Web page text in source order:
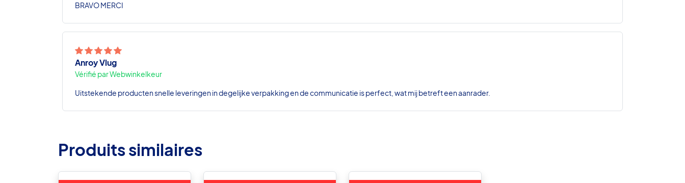
BRAVO MERCI
Anroy Vlug
Vérifié par Webwinkelkeur
Uitstekende producten snelle leveringen in degelijke verpakking en de communicatie is perfect, wat mij betreft een aanrader.
Produits similaires